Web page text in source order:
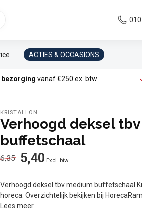
ACTIES & OCCASIONS
bezorging vanaf €250 ex. btw
KRISTALLON
Verhoogd deksel
buffetschaal
6,35 5,40 Excl. btw
Verhoogd deksel tbv medium buffetschaal
horeca. Overzichtelijk bekijken bij
Lees meer.